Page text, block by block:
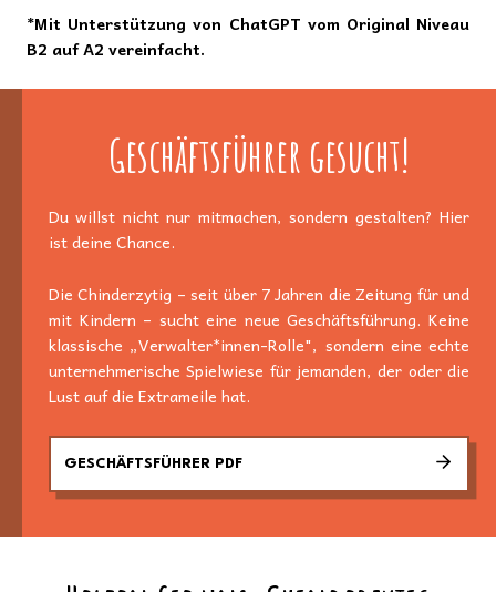
*Mit Unterstützung von ChatGPT vom Original Niveau
B2 auf A2 vereinfacht.
Geschäftsführer gesucht!
Du willst nicht nur mitmachen, sondern gestalten? Hier
ist deine Chance.
Die Chinderzytig – seit über 7 Jahren die Zeitung für und
mit Kindern – sucht eine neue Geschäftsführung. Keine
klassische „Verwalter*innen-Rolle", sondern eine echte
unternehmerische Spielwiese für jemanden, der oder die
Lust auf die Extrameile hat.
GESCHÄFTSFÜHRER PDF